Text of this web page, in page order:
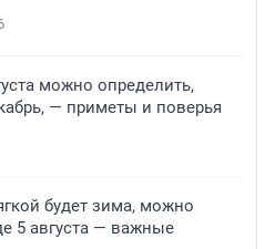
можно определить,
— приметы и поверья
будет зима, можно
5 августа — важные